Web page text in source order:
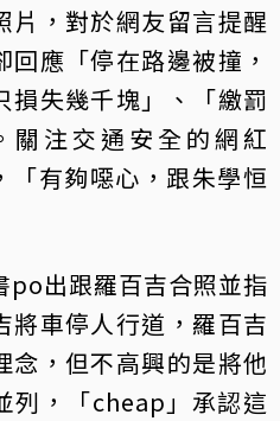
片，對於網友留言提醒
應「停在路邊被撞，
損失幾千塊」、「繳罰
關注交通安全的網紅
「有夠噁心，跟朱學恒
po出跟羅百吉合照並指
將車停人行道，羅百吉
念，但不高興的是將他
列，「cheap」承認這